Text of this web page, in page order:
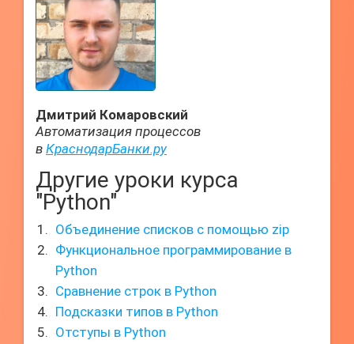
Дмитрий Комаровский
Автоматизация процессов
в КраснодарБанки.ру
Другие уроки курса
"Python"
Объединение списков с помощью zip
Функциональное программирование в
Python
Сравнение строк в Python
Подсказки типов в Python
Отступы в Python